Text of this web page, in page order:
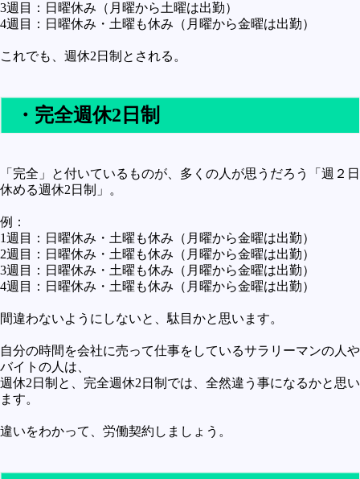
アプリケーション操作
プログラミング(HTML)
プログラミング(PHP)
3週目：日曜休み（月曜から土曜は出勤）
4週目：日曜休み・土曜も休み（月曜から金曜は出勤）
これでも、週休2日制とされる。
・完全週休2日制
「完全」と付いているものが、多くの人が思うだろう「週２日
休める週休2日制」。
例：
1週目：日曜休み・土曜も休み（月曜から金曜は出勤）
2週目：日曜休み・土曜も休み（月曜から金曜は出勤）
3週目：日曜休み・土曜も休み（月曜から金曜は出勤）
4週目：日曜休み・土曜も休み（月曜から金曜は出勤）
間違わないようにしないと、駄目かと思います。
自分の時間を会社に売って仕事をしているサラリーマンの人や
バイトの人は、
週休2日制と、完全週休2日制では、全然違う事になるかと思い
ます。
違いをわかって、労働契約しましょう。